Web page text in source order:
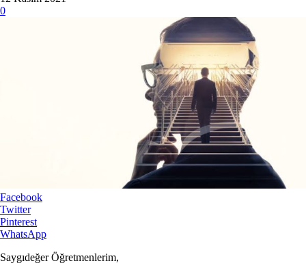
0
Facebook
Twitter
Pinterest
WhatsApp
Saygıdeğer Öğretmenlerim,